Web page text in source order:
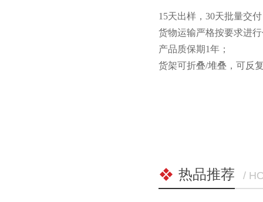
15天出样，30天批量交付
货物运输严格按要求进行包
产品质保期1年；
货架可折叠/堆叠，可
热品推荐 /